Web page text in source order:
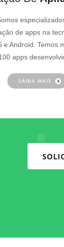
de apps na
e Android. Temos
apps
SAIBA MAIS